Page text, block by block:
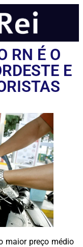
RN É O
E
maior preço médio